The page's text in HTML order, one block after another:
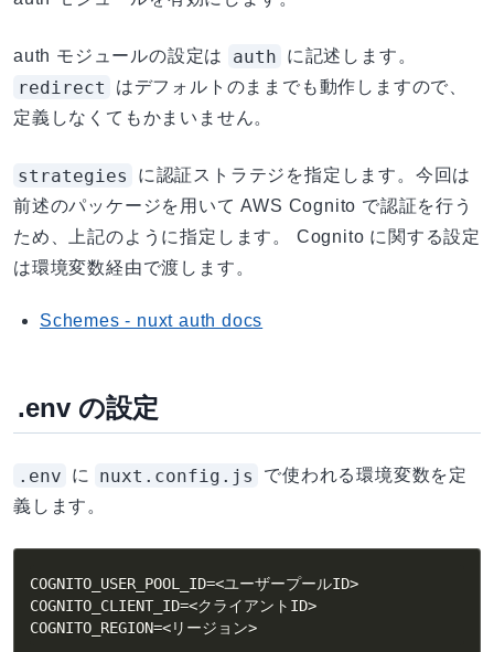
auth モジュールの設定は auth に記述します。
redirect
はデフォルトのままでも動作しますので、
定義しなくてもかまいません。
strategies
に認証ストラテジを指定します。今回は
前述のパッケージを用いて AWS Cognito で認証を行う
ため、上記のように指定します。 Cognito に関する設定
は環境変数経由で渡します。
Schemes - nuxt auth docs
.env の設定
.env に nuxt.config.js
で使われる環境変数を定
義します。
COGNITO_USER_POOL_ID=<ユーザープールID>
COGNITO_CLIENT_ID=<クライアントID>
COGNITO_REGION=<リージョン>